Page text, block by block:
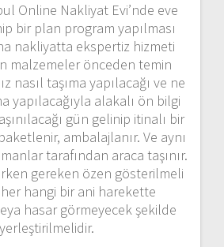
Online Nakliyat Evi’nde eve
bir plan program yapılması
nakliyatta ekspertiz hizmeti
malzemeler önceden temin
nasıl taşıma yapılacağı ve ne
yapılacağıyla alakalı ön bilgi
gün gelinip itinalı bir
ambalajlanır. Ve aynı
tarafından araca taşınır.
gereken özen gösterilmeli
hangi bir ani harekette
hasar görmeyecek şekilde
yerleştirilmelidir.